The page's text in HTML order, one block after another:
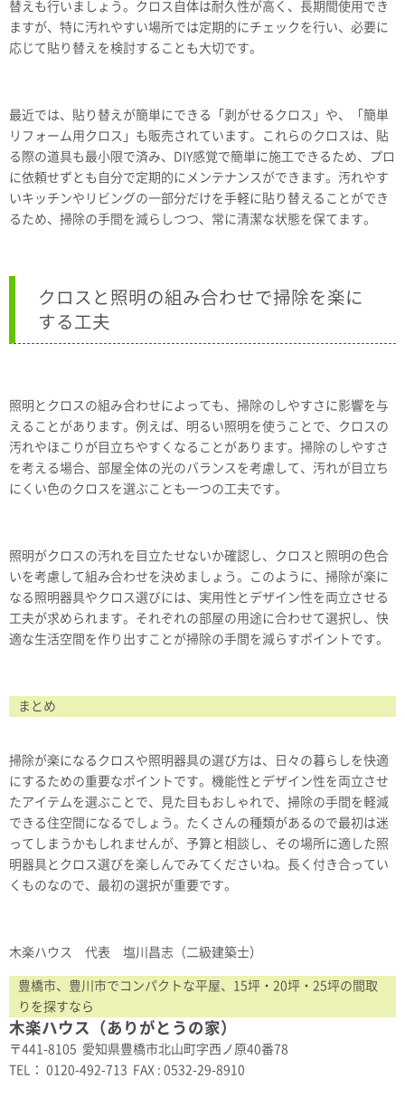
替えも行いましょう。クロス自体は耐久性が高く、長期間使用でき
ますが、特に汚れやすい場所では定期的にチェックを行い、必要に
応じて貼り替えを検討することも大切です。
最近では、貼り替えが簡単にできる「剥がせるクロス」や、「簡単
リフォーム用クロス」も販売されています。これらのクロスは、貼
る際の道具も最小限で済み、DIY感覚で簡単に施工できるため、プロ
に依頼せずとも自分で定期的にメンテナンスができます。汚れやす
いキッチンやリビングの一部分だけを手軽に貼り替えることができ
るため、掃除の手間を減らしつつ、常に清潔な状態を保てます。
クロスと照明の組み合わせで掃除を楽に
する工夫
照明とクロスの組み合わせによっても、掃除のしやすさに影響を与
えることがあります。例えば、明るい照明を使うことで、クロスの
汚れやほこりが目立ちやすくなることがあります。掃除のしやすさ
を考える場合、部屋全体の光のバランスを考慮して、汚れが目立ち
にくい色のクロスを選ぶことも一つの工夫です。
照明がクロスの汚れを目立たせないか確認し、クロスと照明の色合
いを考慮して組み合わせを決めましょう。このように、掃除が楽に
なる照明器具やクロス選びには、実用性とデザイン性を両立させる
工夫が求められます。それぞれの部屋の用途に合わせて選択し、快
適な生活空間を作り出すことが掃除の手間を減らすポイントです。
まとめ
掃除が楽になるクロスや照明器具の選び方は、日々の暮らしを快適
にするための重要なポイントです。機能性とデザイン性を両立させ
たアイテムを選ぶことで、見た目もおしゃれで、掃除の手間を軽減
できる住空間になるでしょう。たくさんの種類があるので最初は迷
ってしまうかもしれませんが、予算と相談し、その場所に適した照
明器具とクロス選びを楽しんでみてくださいね。長く付き合ってい
くものなので、最初の選択が重要です。
木楽ハウス 代表 塩川昌志（二級建築士）
豊橋市、豊川市でコンパクトな平屋、15坪・20坪・25坪の間取
りを探すなら
木楽ハウス（ありがとうの家）
〒441-8105 愛知県豊橋市北山町字西ノ原40番78
TEL： 0120-492-713 FAX : 0532-29-8910